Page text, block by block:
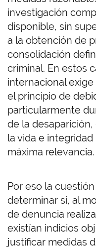
investigación
disponible, sin
a la obtención de
consolidación
criminal. En estos
internacional
el principio de
particularmente
de la
la vida e
máxima relevancia.
Por eso la
determinar si, al
de denuncia
existían indicios
justificar medidas